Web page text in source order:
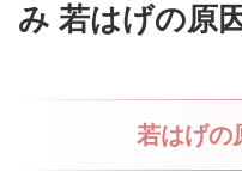
み 若はげの原
若はげの